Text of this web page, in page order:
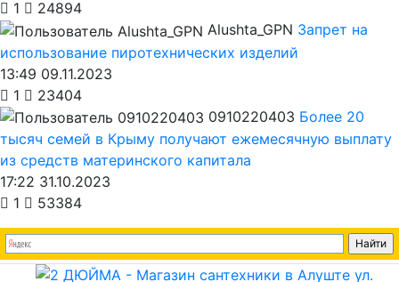
1
24894
Alushta_GPN Запрет на
использование пиротехнических изделий
13:49 09.11.2023
1
23404
0910220403 Более 20
тысяч семей в Крыму получают ежемесячную выплату
из средств материнского капитала
17:22 31.10.2023
1
53384